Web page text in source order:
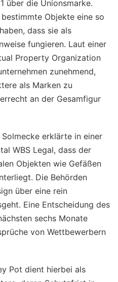
über die Unionsmarke.
Objekte eine so
dass sie als
fungieren. Laut einer
Property Organization
zunehmend,
als Marken zu
an der Gesamfigur
erklärte in einer
WBS Legal, dass der
Objekten wie Gefäßen
Die Behörden
über eine rein
Eine Entscheidung des
sechs Monate
von Wettbewerbern
Pot dient hierbei als